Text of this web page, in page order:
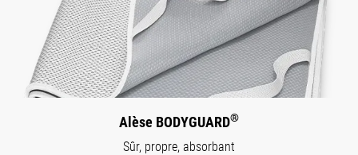
Alèse BODYGUARD®
Sûr, propre, absorbant